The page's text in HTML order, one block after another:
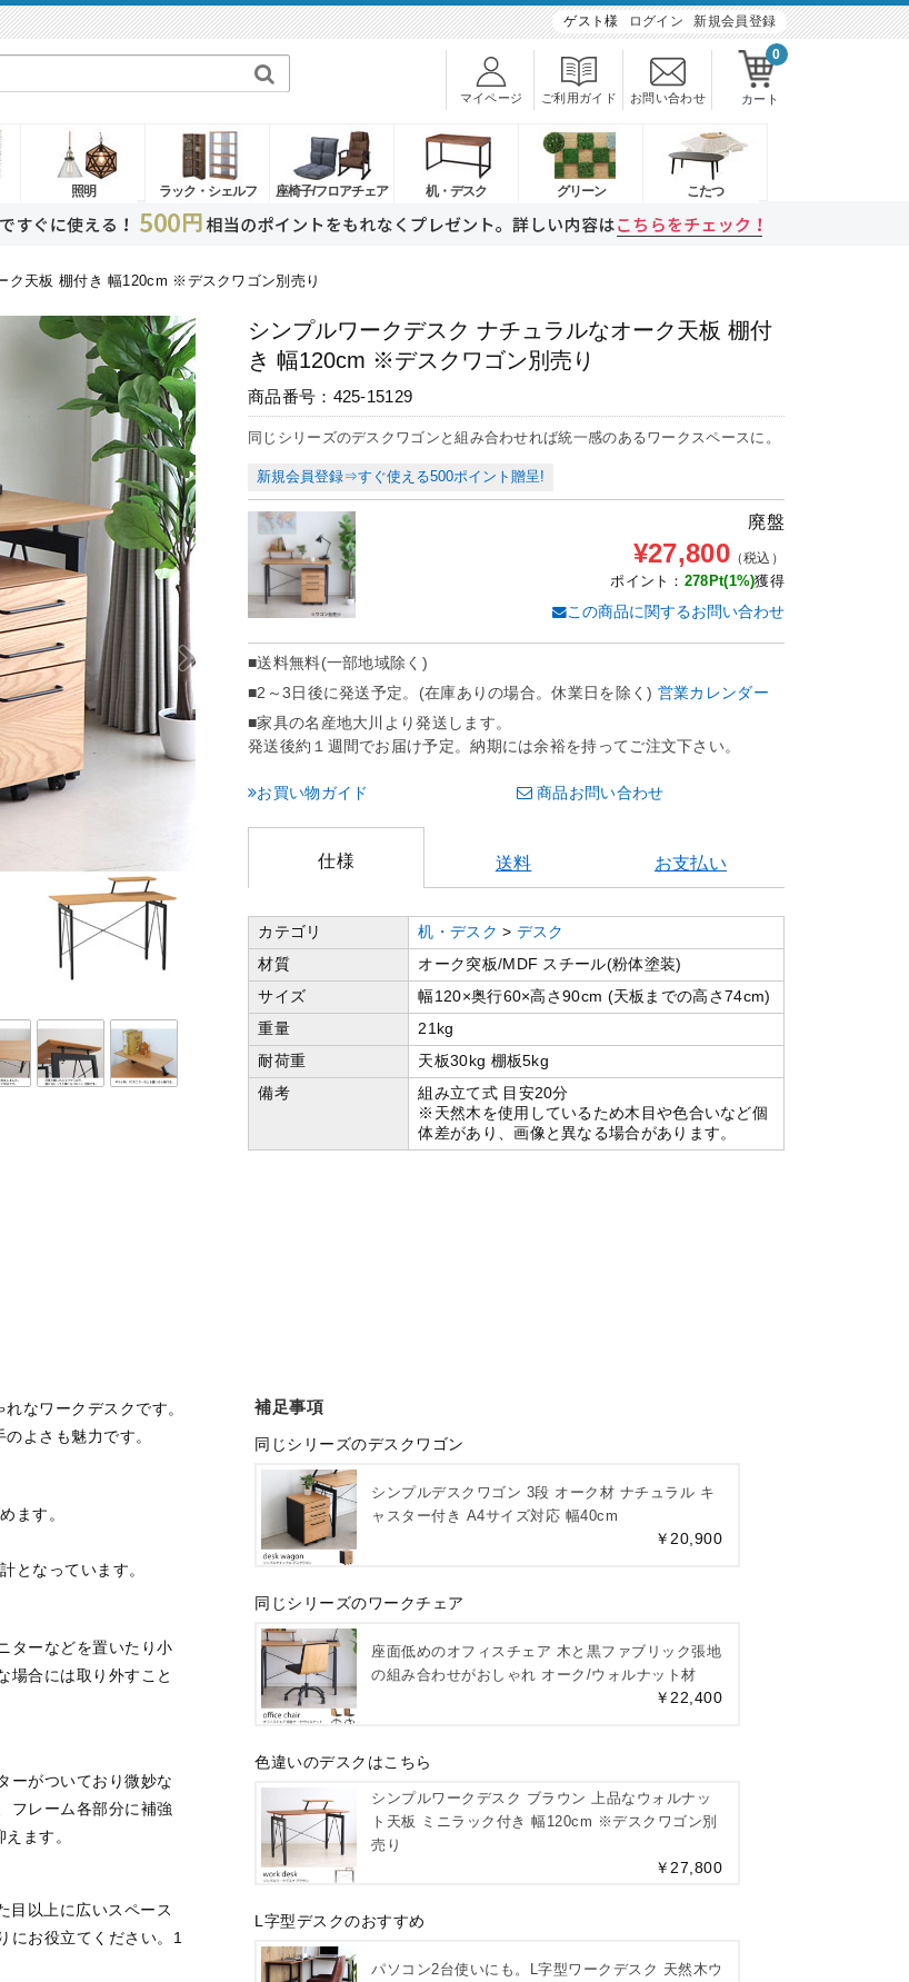
ゲスト様 ログイン 新規会員登録
0
カート
お問い合わせ
ご利用ガイド
マイページ
照明 ラック・シェルフ 座椅子/フロアチェア 机・デスク グリーン こたつ
ク天板 棚付き 幅120cm ※デスクワゴン別売り
シンプルワークデスク ナチュラルなオーク天板 棚付
き 幅120cm ※デスクワゴン別売り
商品番号：425-15129
同じシリーズのデスクワゴンと組み合わせれば統一感のあるワークスペースに。
新規会員登録⇒すぐ使える500ポイント贈呈!
廃盤
¥27,800（税込）
ポイント： 278Pt(1%)獲得
この商品に関するお問い合わせ
■送料無料(一部地域除く)
■2～3日後に発送予定。(在庫ありの場合。休業日を除く) 営業カレンダー
■家具の名産地大川より発送します。
発送後約１週間でお届け予定。納期には余裕を持ってご注文下さい。
お買い物ガイド 商品お問い合わせ
仕様 送料 お支払い
カテゴリ 机・デスク > デスク
材質
オーク突板/MDF スチール(粉体塗装)
サイズ
幅120×奥行60×高さ90cm (天板までの高さ74cm)
重量
21kg
耐荷重
天板30kg 棚板5kg
備考
組み立て式 目安20分
※天然木を使用しているため木目や色合いなど個
体差があり、画像と異なる場合があります。
なワークデスクです。
よさも魅力です。
ます。
となっています。
ターなどを置いたり小
場合には取り外すこと
ーがついており微妙な
フレーム各部分に補強
ます。
目以上に広いスペース
にお役立てください。1
補足事項
同じシリーズのデスクワゴン
シンプルデスクワゴン 3段 オーク材 ナチュラル キ
ャスター付き A4サイズ対応 幅40cm
￥20,900
同じシリーズのワークチェア
座面低めのオフィスチェア 木と黒ファブリック張地
の組み合わせがおしゃれ オーク/ウォルナット材
￥22,400
色違いのデスクはこちら
シンプルワークデスク ブラウン 上品なウォルナッ
ト天板 ミニラック付き 幅120cm ※デスクワゴン別
売り
￥27,800
L字型デスクのおすすめ
パソコン2台使いにも。L字型ワークデスク 天然木ウ